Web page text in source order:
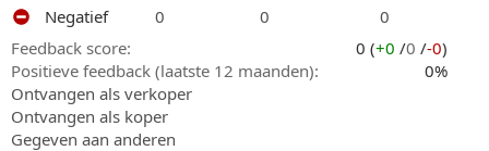
Negatief
0 0
0
Feedback score
0 (+0 /0 /-0)
Positieve feedback (laatste 12 maanden)
0%
Ontvangen als verkoper
Ontvangen als koper
Gegeven aan anderen